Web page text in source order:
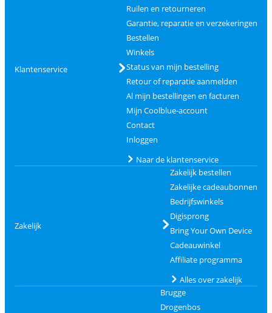
Klantenservice
Ruilen en retourneren
Garantie, reparatie en verzekeringen
Bestellen
Winkels
Status van mijn bestelling
Retour of reparatie aanmelden
Al mijn bestellingen en facturen
Mijn Coolblue-account
Contact
Inloggen
Naar de klantenservice
Zakelijk
Zakelijk bestellen
Zakelijke cadeaubonnen
Bedrijfswinkels
Digisprong
Bring Your Own Device
Cadeauwinkel
Affiliate programma
Alles over zakelijk
Brugge
Drogenbos